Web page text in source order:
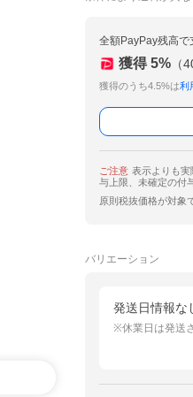
全額PayPay残高
獲得 5% （
獲得のうち4.5%は利
ご注意 表示よりも
与上限、未確定の付
原則税抜価格が対象
バリエーション
発送日情報な
※休業日は発送